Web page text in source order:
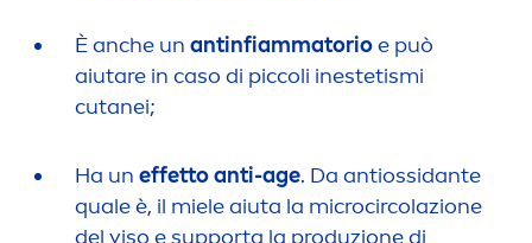
È anche un antinfiammatorioe può
aiutare in caso di piccoli inestetismi
cutanei;
Ha un effetto anti-age. Da antiossidante
quale è, il miele aiuta la microcircolazione
del viso e supporta la produzione di